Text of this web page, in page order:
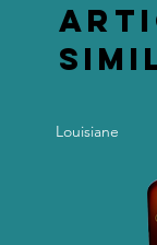
Louisiane